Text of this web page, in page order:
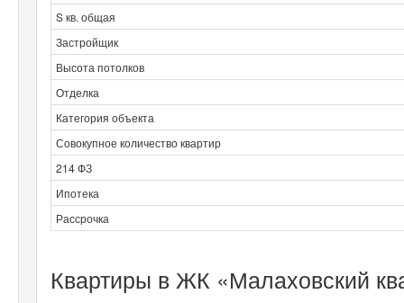
S кв. общая
Застройщик
Высота потолков
Отделка
Категория объекта
Совокупное количество квартир
214 ФЗ
Ипотека
Рассрочка
Квартиры в ЖК «Малаховский